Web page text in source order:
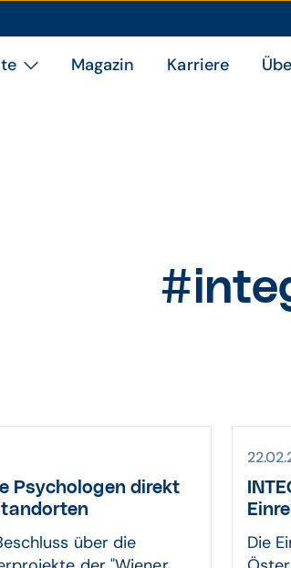
Magazin Karriere
Psycho­logen direkt
über die
Die